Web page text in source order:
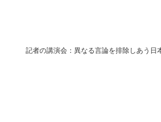
記者の講演会：異なる言論を排除しあう日